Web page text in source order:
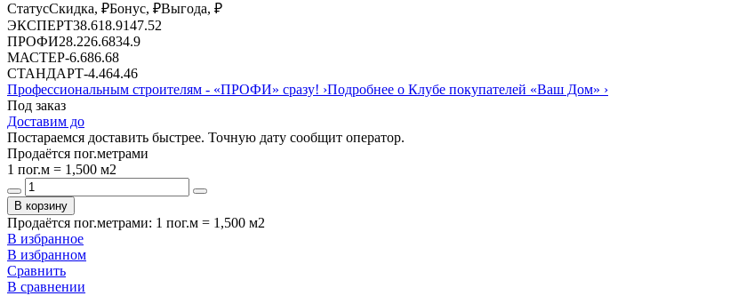
СтатусСкидка, ₽Бонус, ₽Выгода, ₽
ЭКСПЕРТ38.618.9147.52
ПРОФИ28.226.6834.9
МАСТЕР-6.686.68
СТАНДАРТ-4.464.46
Профессиональным строителям - «ПРОФИ» сразу! ›Подробнее о Клубе покупателей «Ваш Дом» ›
Под заказ
Доставим до
Постараемся доставить быстрее. Точную дату сообщит оператор.
Продаётся пог.метрами
1 пог.м = 1,500 м2
В корзину
Продаётся пог.метрами: 1 пог.м = 1,500 м2
В избранное
В избранном
Сравнить
В сравнении